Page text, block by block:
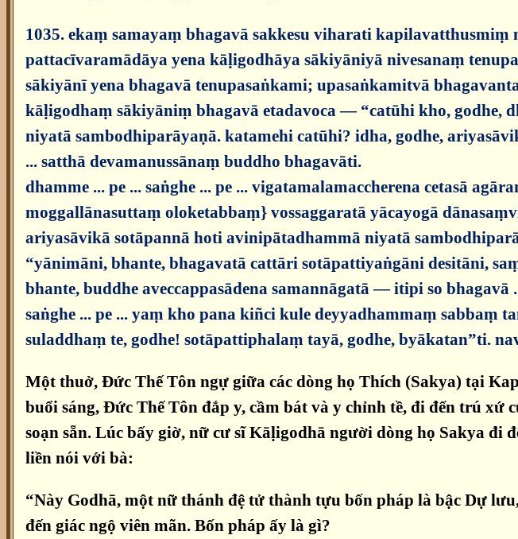
1035. ekaṃ samayaṃ bhagavā sakkesu viharati
pattacīvaramādāya yena kāḷigodhāya sākiyāniyā nivesanaṃ
sākiyānī yena bhagavā tenupasaṅkami; upasaṅkamitvā
kāḷigodhaṃ sākiyāniṃ bhagavā etadavoca — “catūhi kho, godhe,
niyatā sambodhiparāyaṇā. katamehi catūhi? idha, godhe,
... satthā devamanussānaṃ buddho bhagavāti.
dhamme ... pe ... saṅghe ... pe ... vigatamalamaccherena cetasā
moggallānasuttaṃ oloketabbaṃ} vossaggaratā yācayogā
ariyasāvikā sotāpannā hoti avinipātadhammā niyatā
“yānimāni, bhante, bhagavatā cattāri sotāpattiyaṅgāni desitāni,
bhante, buddhe aveccappasādena samannāgatā — itipi so bhagavā
saṅghe ... pe ... yaṃ kho pana kiñci kule deyyadhammaṃ
suladdhaṃ te, godhe! sotāpattiphalaṃ tayā, godhe, byākatan”ti.
Một thuở, Đức Thế Tôn ngự giữa các dòng họ Thích (Sakya) tại
buổi sáng, Đức Thế Tôn đắp y, cầm bát và y chỉnh tề, đi đến trú
soạn sẵn. Lúc bấy giờ, nữ cư sĩ Kāḷigodhā người dòng họ Sakya đi
liền nói với bà:
“Này Godhā, một nữ thánh đệ tử thành tựu bốn pháp là bậc Dự
đến giác ngộ viên mãn. Bốn pháp ấy là gì?